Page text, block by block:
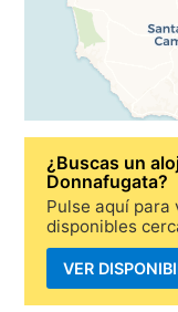
¿Buscas un
Donnafugata?
Pulse aquí
disponibles
VER